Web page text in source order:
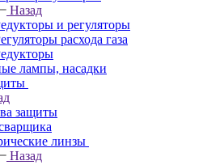
Назад
и регуляторы
расхода газа
лампы, насадки
защиты
линзы
Назад